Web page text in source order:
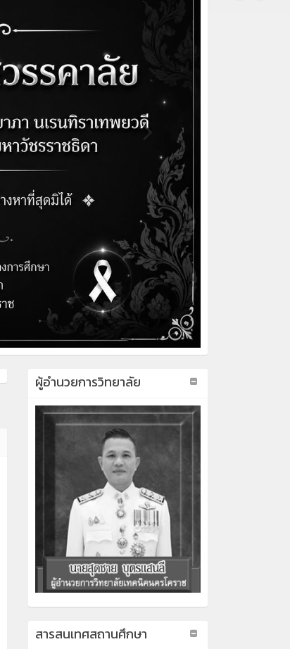
ผู้อำนวยการวิทยาลัย
สารสนเทศสถานศึกษา